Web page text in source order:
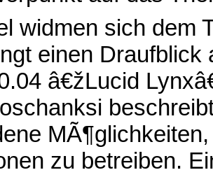
widmen sich dem
einen
â€žLucid
zu betreiben.